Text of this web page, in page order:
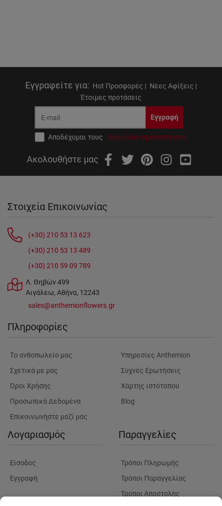
Εγγραφείτε για: Hot Προσφορές | Νέες Αφίξεις |
Έτοιμες προτάσεις
Εγγραφή
Αποδέχομαι τους όρους και προϋποθέσεις
Ακολουθήστε μας
Στοιχεία Επικοινωνίας
(+30) 210 53 13 623
(+30) 210 53 13 489
(+30) 210 59 09 789
Λ. Θηβών 499
Αιγάλεω, Αθήνα, 12243
sales@anthemionflowers.gr
Πληροφορίες
Tο ανθοπωλείο μας
Σχετικά με μας
Όροι Χρήσης
Προσωπικά Δεδομένα
Επικοινωνήστε μαζί μας
Υπηρεσίες Anthemion
Συχνές Ερωτήσεις
Χάρτης ιστότοπου
Blog
Λογαριασμός
Είσοδος
Εγγραφή
Παραγγελίες
Τρόποι Πληρωμής
Τρόποι Παραγγελίας
Τρόποι Αποστολής